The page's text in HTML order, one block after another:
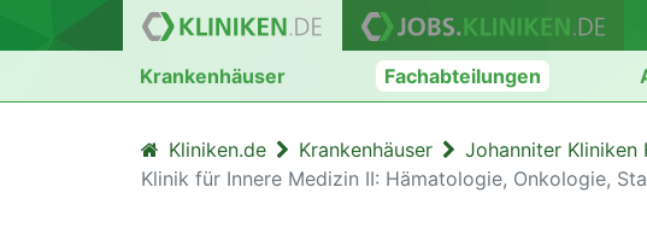
Krankenhäuser Fachabteilungen
Kliniken.de Krankenhäuser
Johanniter Kliniken
Klinik für Innere Medizin II: Hämatologie, Onkologie,